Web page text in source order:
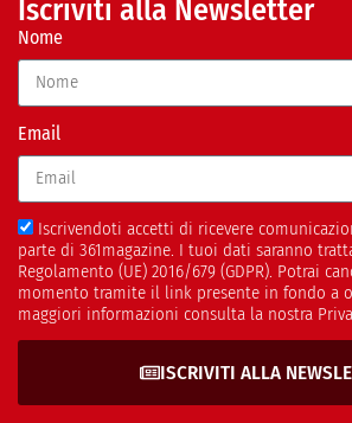
Iscriviti alla Newsletter
Nome
Email
Iscrivendoti accetti di ricevere
parte di 361magazine. I tuoi dati saranno
Regolamento (UE) 2016/679 (GDPR). Potrai
momento tramite il link presente in fondo a
maggiori informazioni consulta la nostra
ISCRIVITI ALLA